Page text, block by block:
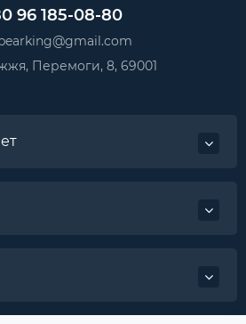
96 185-08-80
Перемоги, 8, 69001